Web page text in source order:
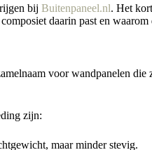
bij Buitenpaneel.nl. Het
daarin past en
voor wandpanelen
zijn:
maar minder stevig.